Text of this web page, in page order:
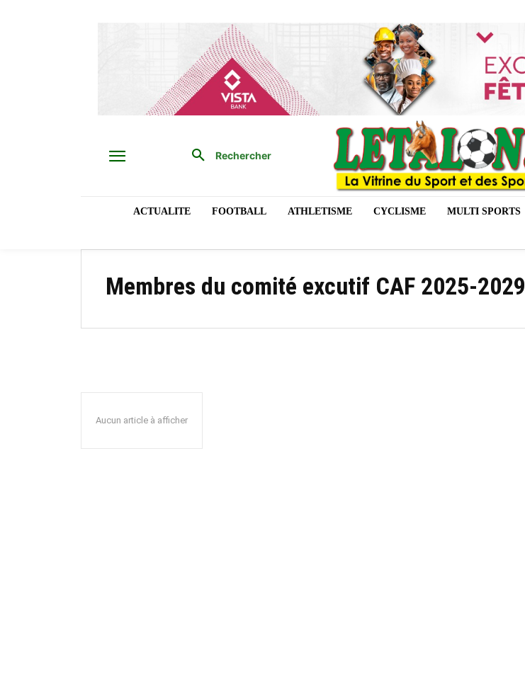
Rechercher
ACTUALITE FOOTBALL ATHLETISME CYCLISME MULTI SPORTS
Membres du comité excutif CAF 2025-2029
Aucun article à afficher